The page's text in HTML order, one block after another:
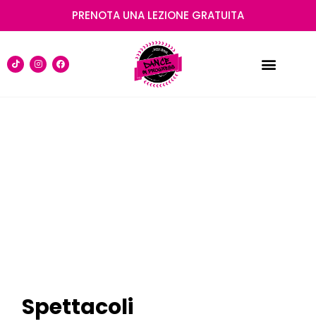
PRENOTA UNA LEZIONE GRATUITA
Spettacoli